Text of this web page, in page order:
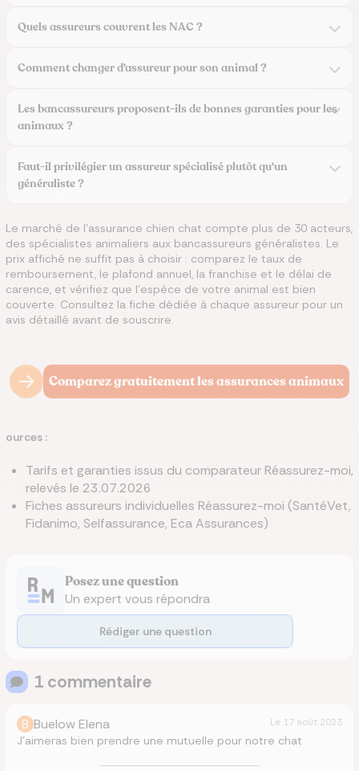
Quels assureurs couvrent les NAC ?
Comment changer d'assureur pour son animal ?
Les bancassureurs proposent-ils de bonnes garanties pour les
animaux ?
Faut-il privilégier un assureur spécialisé plutôt qu'un
généraliste ?
Le marché de l'assurance chien chat compte plus de 30 acteurs,
des spécialistes animaliers aux bancassureurs généralistes. Le
prix affiché ne suffit pas à choisir : comparez le taux de
remboursement, le plafond annuel, la franchise et le délai de
carence, et vérifiez que l'espèce de votre animal est bien
couverte. Consultez la fiche dédiée à chaque assureur pour un
avis détaillé avant de souscrire.
Comparez gratuitement les assurances animaux
ources :
Tarifs et garanties issus du comparateur Réassurez-moi,
relevés le 23.07.2026
Fiches assureurs individuelles Réassurez-moi (SantéVet,
Fidanimo, Selfassurance, Eca Assurances)
Posez une question
Un expert vous répondra
Rédiger une question
1 commentaire
B Buelow Elena Le 17 août 2023
J’aimeras bien prendre une mutuelle pour notre chat